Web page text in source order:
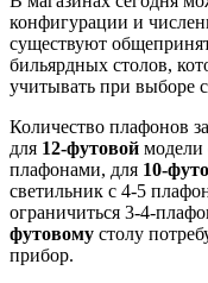
конфигурации и
существуют
бильярдных столов,
учитывать при выборе
Количество плафонов
для 12-футовой модели
плафонами, для 10-
светильник с 4-5
ограничиться 3-4-
футовому столу
прибор.